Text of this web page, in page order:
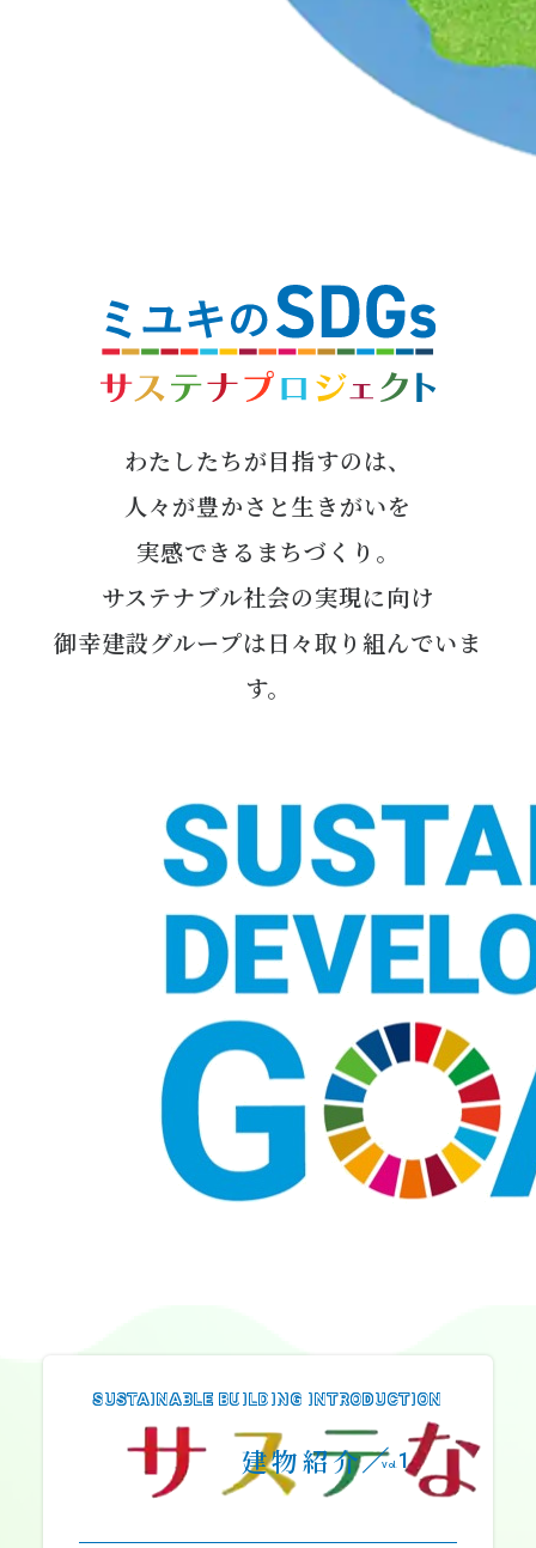
わたしたちが目指すのは、
人々が豊かさと生きがいを
実感できるまちづくり。
サステナブル社会の実現に向け
御幸建設グループは日々取り組んでいま
す。
SUSTAINABLE BUILDING INTRODUCTION
建物紹介 Vol. 1